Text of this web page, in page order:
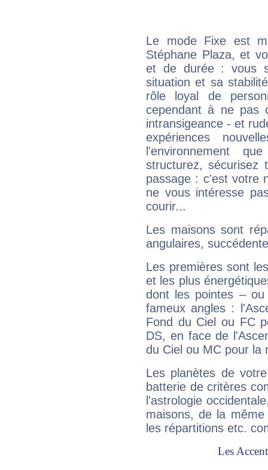
Le mode Fixe est
Stéphane Plaza, et
et de durée : vous
situation et sa
rôle loyal de
cependant à ne pas
intransigeance - et
expériences
l'environnement
structurez, sécurisez
passage : c'est votre
ne vous intéresse
courir...
Les maisons sont
angulaires,
Les premières sont
et les plus
dont les pointes –
fameux angles :
Fond du Ciel ou FC
DS, en face de
du Ciel ou MC pour la
Les planètes de
batterie de critères
l'astrologie
maisons, de la
les répartitions etc.